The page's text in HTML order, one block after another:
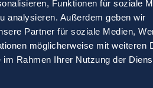
Funktionen für soziale
analysieren. Außerdem geben wir
Partner für soziale Medien,
möglicherweise mit weiteren
Rahmen Ihrer Nutzung der